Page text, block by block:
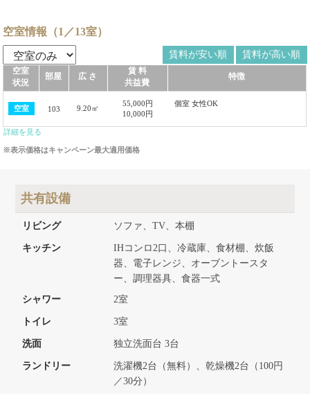
空室情報（1／13室）
賃料が安い順 賃料が高い順
空室
状況
部屋 広 さ
賃 料
共益費
特徴
空室 103 9.20㎡
55,000円
10,000円
個室 女性OK
詳細を見る
※表示価格はキャンペーン最大適用価格
共有設備
リビング ソファ、TV、本棚
キッチン
IHコンロ2口、冷蔵庫、食材棚、炊飯
器、電子レンジ、オーブントースタ
ー、調理器具、食器一式
シャワー
2室
トイレ 3室
洗面 独立洗面台 3台
ランドリー
洗濯機2台（無料）、乾燥機2台（100円
／30分）